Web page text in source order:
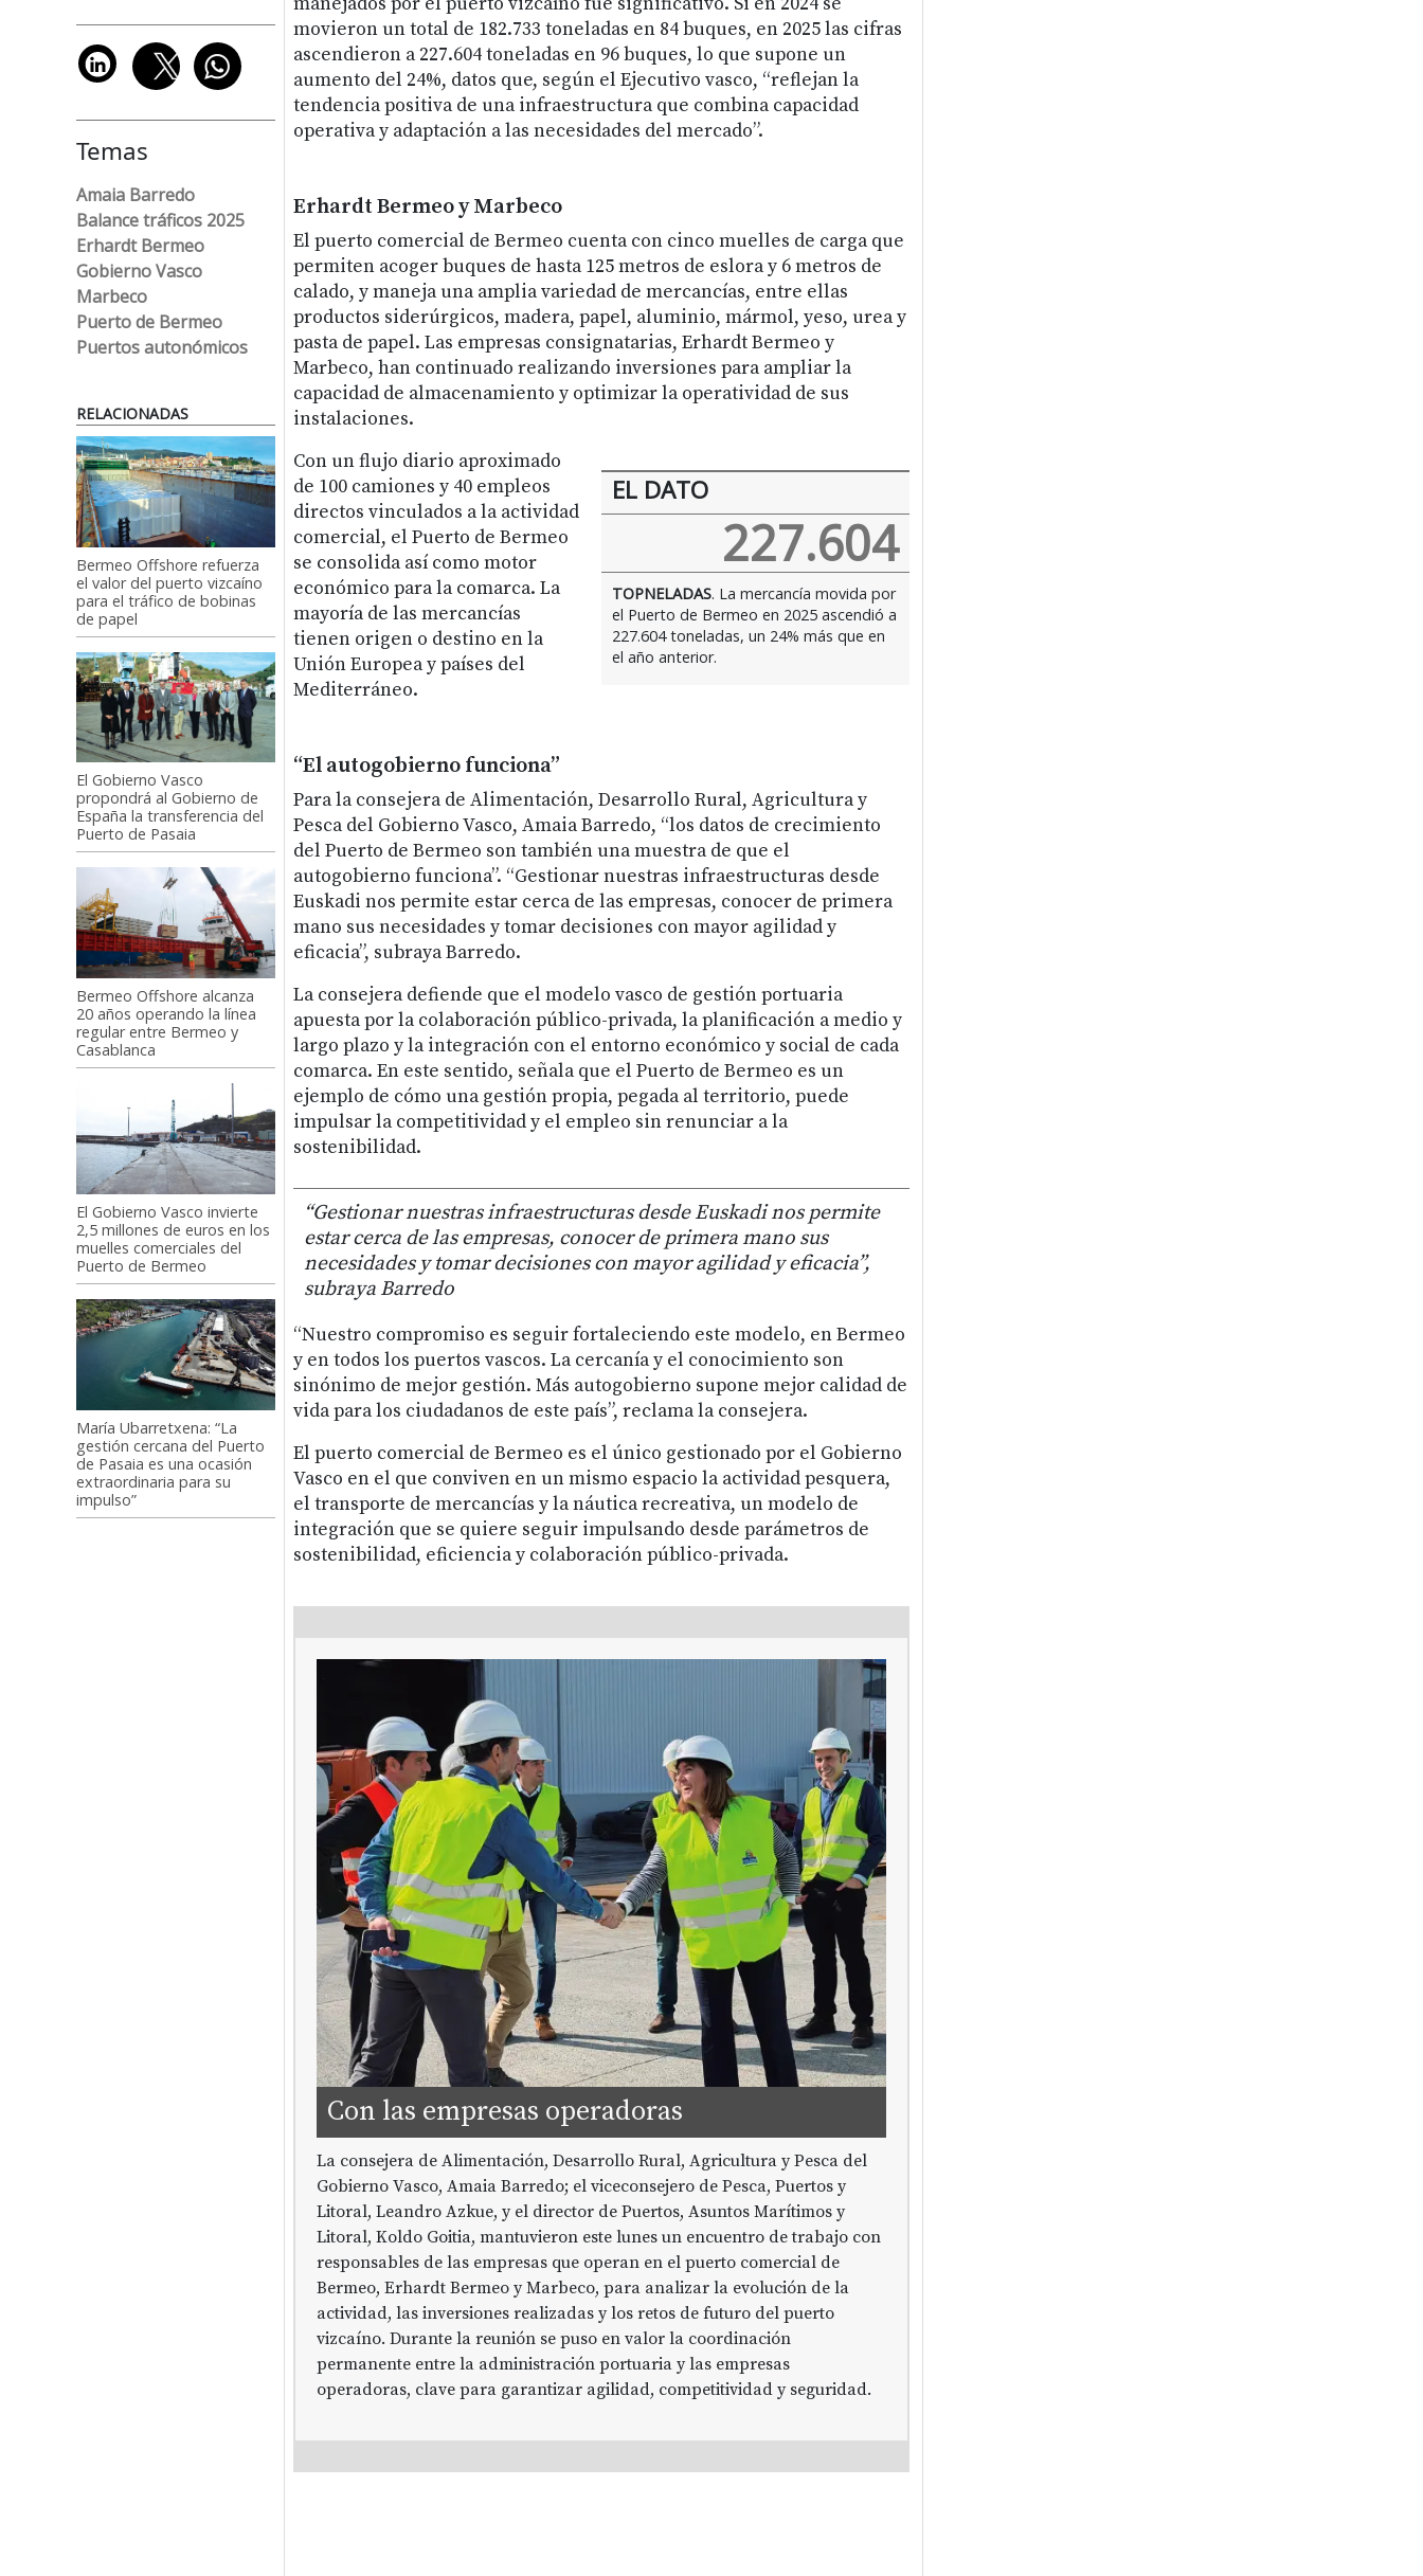
Temas
Amaia Barredo
Balance tráficos 2025
Erhardt Bermeo
Gobierno Vasco
Marbeco
Puerto de Bermeo
Puertos autonómicos
RELACIONADAS
Bermeo Offshore refuerza
el valor del puerto vizcaíno
para el tráfico de bobinas
de papel
El Gobierno Vasco
propondrá al Gobierno de
España la transferencia del
Puerto de Pasaia
Bermeo Offshore alcanza
20 años operando la línea
regular entre Bermeo y
Casablanca
El Gobierno Vasco invierte
2,5 millones de euros en los
muelles comerciales del
Puerto de Bermeo
María Ubarretxena: “La
gestión cercana del Puerto
de Pasaia es una ocasión
extraordinaria para su
impulso”
movieron un total de 182.733 toneladas en 84 buques, en 2025 las cifras
ascendieron a 227.604 toneladas en 96 buques, lo que supone un
aumento del 24%, datos que, según el Ejecutivo vasco, “reflejan la
tendencia positiva de una infraestructura que combina capacidad
operativa y adaptación a las necesidades del mercado”.
Erhardt Bermeo y Marbeco
El puerto comercial de Bermeo cuenta con cinco muelles de carga que
permiten acoger buques de hasta 125 metros de eslora y 6 metros de
calado, y maneja una amplia variedad de mercancías, entre ellas
productos siderúrgicos, madera, papel, aluminio, mármol, yeso, urea y
pasta de papel. Las empresas consignatarias, Erhardt Bermeo y
Marbeco, han continuado realizando inversiones para ampliar la
capacidad de almacenamiento y optimizar la operatividad de sus
instalaciones.
EL DATO
227.604
TOPNELADAS. La mercancía movida por
el Puerto de Bermeo en 2025 ascendió a
227.604 toneladas, un 24% más que en
el año anterior.
Con un flujo diario aproximado
de 100 camiones y 40 empleos
directos vinculados a la actividad
comercial, el Puerto de Bermeo
se consolida así como motor
económico para la comarca. La
mayoría de las mercancías
tienen origen o destino en la
Unión Europea y países del
Mediterráneo.
“El autogobierno funciona”
Para la consejera de Alimentación, Desarrollo Rural, Agricultura y
Pesca del Gobierno Vasco, Amaia Barredo, “los datos de crecimiento
del Puerto de Bermeo son también una muestra de que el
autogobierno funciona”. “Gestionar nuestras infraestructuras desde
Euskadi nos permite estar cerca de las empresas, conocer de primera
mano sus necesidades y tomar decisiones con mayor agilidad y
eficacia”, subraya Barredo.
La consejera defiende que el modelo vasco de gestión portuaria
apuesta por la colaboración público-privada, la planificación a medio y
largo plazo y la integración con el entorno económico y social de cada
comarca. En este sentido, señala que el Puerto de Bermeo es un
ejemplo de cómo una gestión propia, pegada al territorio, puede
impulsar la competitividad y el empleo sin renunciar a la
sostenibilidad.
“Gestionar nuestras infraestructuras desde Euskadi nos permite
estar cerca de las empresas, conocer de primera mano sus
necesidades y tomar decisiones con mayor agilidad y eficacia”,
subraya Barredo
“Nuestro compromiso es seguir fortaleciendo este modelo, en Bermeo
y en todos los puertos vascos. La cercanía y el conocimiento son
sinónimo de mejor gestión. Más autogobierno supone mejor calidad de
vida para los ciudadanos de este país”, reclama la consejera.
El puerto comercial de Bermeo es el único gestionado por el Gobierno
Vasco en el que conviven en un mismo espacio la actividad pesquera,
el transporte de mercancías y la náutica recreativa, un modelo de
integración que se quiere seguir impulsando desde parámetros de
sostenibilidad, eficiencia y colaboración público-privada.
Con las empresas operadoras
La consejera de Alimentación, Desarrollo Rural, Agricultura y Pesca del
Gobierno Vasco, Amaia Barredo; el viceconsejero de Pesca, Puertos y
Litoral, Leandro Azkue, y el director de Puertos, Asuntos Marítimos y
Litoral, Koldo Goitia, mantuvieron este lunes un encuentro de trabajo con
responsables de las empresas que operan en el puerto comercial de
Bermeo, Erhardt Bermeo y Marbeco, para analizar la evolución de la
actividad, las inversiones realizadas y los retos de futuro del puerto
vizcaíno. Durante la reunión se puso en valor la coordinación
permanente entre la administración portuaria y las empresas
operadoras, clave para garantizar agilidad, competitividad y seguridad.